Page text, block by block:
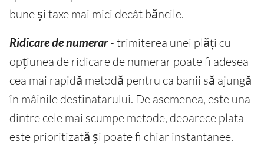
bune și taxe mai mici decât băncile.
Ridicare de numerar- trimiterea unei plăți cu
opțiunea de ridicare de numerar poate fi adesea
cea mai rapidă metodă pentru ca banii să ajungă
în mâinile destinatarului. De asemenea, este una
dintre cele mai scumpe metode, deoarece plata
este prioritizată și poate fi chiar instantanee.